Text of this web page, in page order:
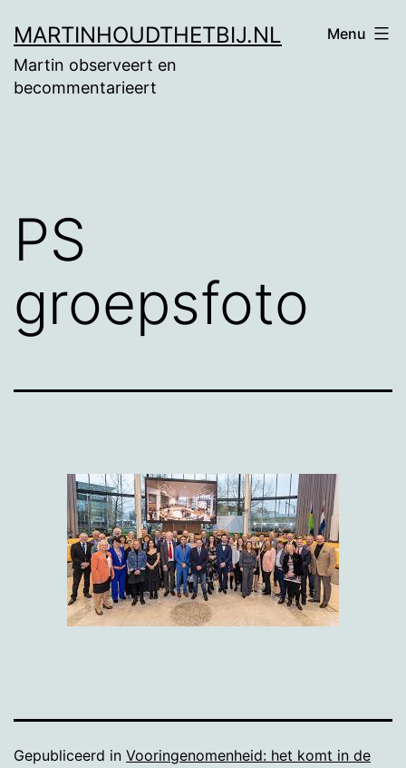
naar
de
MARTINHOUDTHETBIJ.NL
Martin observeert en
becommentarieert
Menu
PS
groepsfoto
Gepubliceerd in Vooringenomenheid: het komt in de